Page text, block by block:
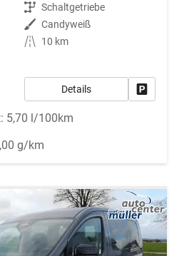
Getriebe Schaltgetriebe
Außenfarbe Candyweiß
Kilometerstand
10 km
Details
5,70 l/100km
g/km